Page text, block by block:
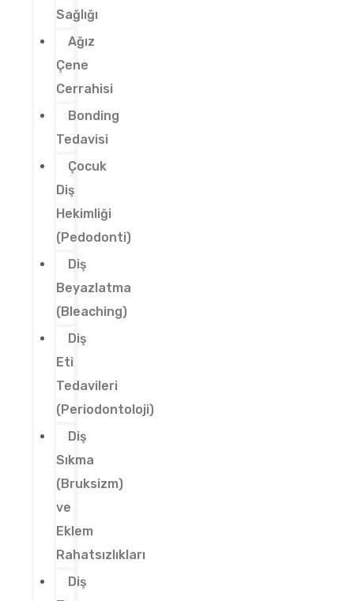
Sağlığı
Ağız
Çene
Cerrahisi
Bonding
Tedavisi
Çocuk
Diş
Hekimliği
(Pedodonti)
Diş
Beyazlatma
(Bleaching)
Diş
Eti
Tedavileri
(Periodontoloji)
Diş
Sıkma
(Bruksizm)
ve
Eklem
Rahatsızlıkları
Diş